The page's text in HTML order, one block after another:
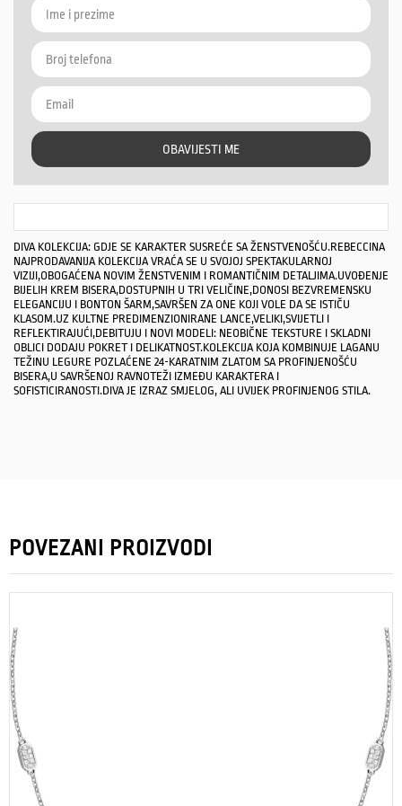
OBAVIJESTI ME
DIVA KOLEKCIJA: GDJE SE KARAKTER SUSREĆE SA ŽENSTVENOŠĆU.REBECCINA
NAJPRODAVANIJA KOLEKCIJA VRAĆA SE U SVOJOJ SPEKTAKULARNOJ
VIZIJI,OBOGAĆENA NOVIM ŽENSTVENIM I ROMANTIČNIM DETALJIMA.UVOĐENJE
BIJELIH KREM ​​BISERA,DOSTUPNIH U TRI VELIČINE,DONOSI BEZVREMENSKU
ELEGANCIJU I BONTON ŠARM,SAVRŠEN ZA ONE KOJI VOLE DA SE ISTIČU
KLASOM.UZ KULTNE PREDIMENZIONIRANE LANCE,VELIKI,SVIJETLI I
REFLEKTIRAJUĆI,DEBITUJU I NOVI MODELI: NEOBIČNE TEKSTURE I SKLADNI
OBLICI DODAJU POKRET I DELIKATNOST.KOLEKCIJA KOJA KOMBINUJE LAGANU
TEŽINU LEGURE POZLAĆENE 24-KARATNIM ZLATOM SA PROFINJENOŠĆU
BISERA,U SAVRŠENOJ RAVNOTEŽI IZMEĐU KARAKTERA I
SOFISTICIRANOSTI.DIVA JE IZRAZ SMJELOG, ALI UVIJEK PROFINJENOG STILA.
POVEZANI PROIZVODI